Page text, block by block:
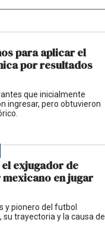
para aplicar el
por resultados
que inicialmente
ingresar, pero obtuvieron
el exjugador de
en jugar
y pionero del futbol
trayectoria y la causa de